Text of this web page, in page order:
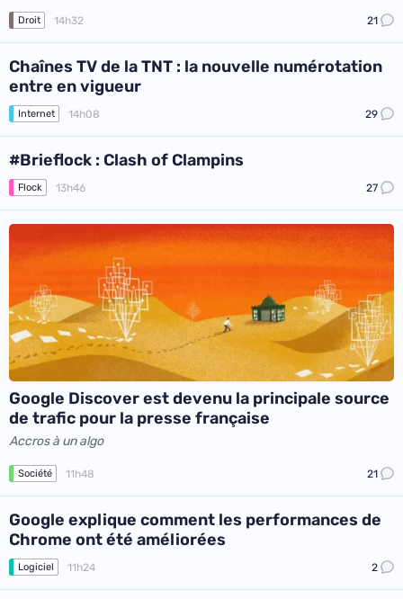
Droit 14h32 21
Chaînes TV de la TNT : la nouvelle numérotation
entre en vigueur
Internet 14h08 29
#Brieflock : Clash of Clampins
Flock 13h46 27
Google Discover est devenu la principale source
de trafic pour la presse française
Accros à un algo
Société 11h48 21
Google explique comment les performances de
Chrome ont été améliorées
Logiciel 11h24 2